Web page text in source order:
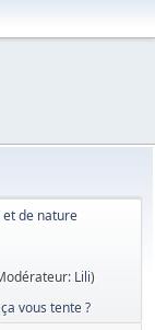
de nature
Lili)
vous tente ?